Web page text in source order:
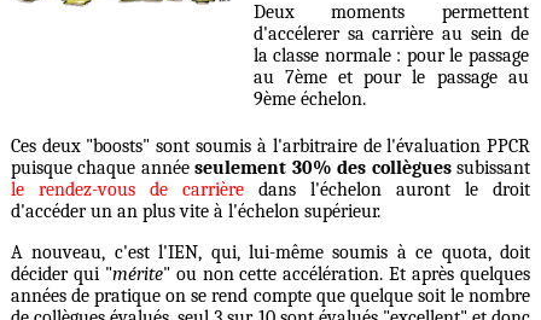
Deux moments permettent
d'accélerer sa carrière au sein de
la classe normale : pour le passage
au 7ème et pour le passage au
9ème échelon.
Ces deux "boosts" sont soumis à l'arbitraire de l'évaluation PPCR
puisque chaque annéeseulement 30% des collèguessubissant
le rendez-vous de carrièredans l'échelon auront le droit
d'accéder un an plus vite à l'échelon supérieur.
A nouveau, c'est l'IEN, qui, lui-même soumis à ce quota, doit
décider qui "mérite" ou non cette accélération. Et après quelques
années de pratique on se rend compte que quelque soit le nombre